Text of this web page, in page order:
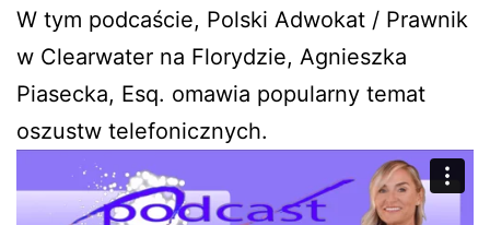
W tym podcaście, Polski Adwokat / Prawnik
w Clearwater na Florydzie, Agnieszka
Piasecka, Esq. omawia popularny temat
oszustw telefonicznych.